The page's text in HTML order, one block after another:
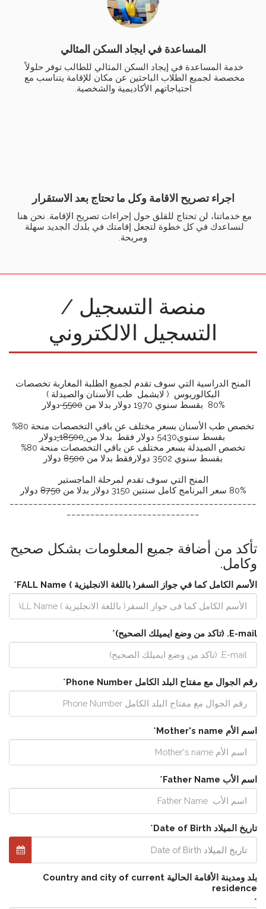
المساعدة في ايجاد السكن المثالي
خدمة المساعدة في إيجاد السكن المثالي للطالب توفر حلولاً
احتياجاتهم الأكاديمية والشخصية.
اجراء تصريح الاقامة وكل ما تحتاج بعد الاستقرار
ومريحة.
منصة التسجيل /
التسجيل الالكتروني
المنح الدراسية التي سوف تقدم لجميع الطلبة المغاربة تخصصات
البكالوريوس ( لايشمل طب الأسنان والصيدلة )
80% بقسط سنوي 1970 دولار بدلا من
5500 دولار
تخصص طب الأسنان بسعر مختلف عن باقي التخصصات منحة 80%
بقسط سنوي5430 دولار فقط بدلا من
18500 دولار
تخصص الصيدلة بسعر مختلف عن باقي التخصصات منحة 80%
بقسط سنوي 3502 دولارفقط بدلا من
8500 دولار
المنح التي سوف تقدم لمرحلة الماجستير
80% سعر البرنامج كامل سنتين 3150 دولار بدلا من
8750 دولار
تأكد من أضافة جميع المعلومات بشكل صحيح
وكامل.
الأسم الكامل كما في جواز السفر( باللغة الانجليزية ) FALL Name *
E-mail. (تاكد من وضع ايميلك الصحيح) *
رقم الجوال مع مفتاح البلد الكامل Phone Number *
اسم الأم Mother's name *
اسم الأب Father Name *
تاريخ الميلاد Date of Birth *
تاريخ الميلاد Date of Birth
بلد ومدينة الأقامة الحالية Country and city of current
residence
*